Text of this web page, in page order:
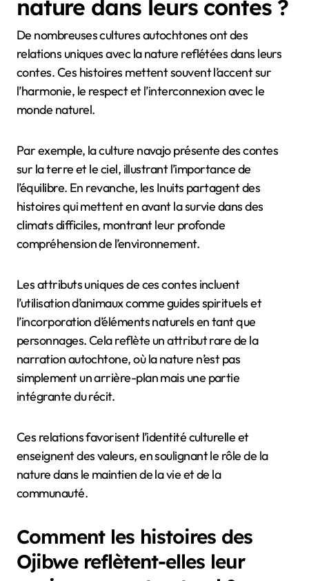
nature dans leurs contes ?
De nombreuses cultures autochtones ont des
relations uniques avec la nature reflétées dans leurs
contes. Ces histoires mettent souvent l’accent sur
l’harmonie, le respect et l’interconnexion avec le
monde naturel.
Par exemple, la culture navajo présente des contes
sur la terre et le ciel, illustrant l’importance de
l’équilibre. En revanche, les Inuits partagent des
histoires qui mettent en avant la survie dans des
climats difficiles, montrant leur profonde
compréhension de l’environnement.
Les attributs uniques de ces contes incluent
l’utilisation d’animaux comme guides spirituels et
l’incorporation d’éléments naturels en tant que
personnages. Cela reflète un attribut rare de la
narration autochtone, où la nature n’est pas
simplement un arrière-plan mais une partie
intégrante du récit.
Ces relations favorisent l’identité culturelle et
enseignent des valeurs, en soulignant le rôle de la
nature dans le maintien de la vie et de la
communauté.
Comment les histoires des
Ojibwe reflètent-elles leur